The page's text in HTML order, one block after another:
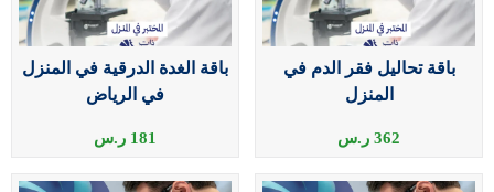
باقة تحاليل فقر الدم في
المنزل
362 ر.س
باقة الغدة الدرقية في المنزل
في الرياض
181 ر.س